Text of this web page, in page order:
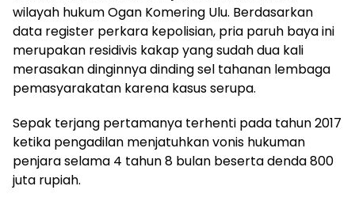
wilayah hukum Ogan Komering Ulu. Berdasarkan
data register perkara kepolisian, pria paruh baya ini
merupakan residivis kakap yang sudah dua kali
merasakan dinginnya dinding sel tahanan lembaga
pemasyarakatan karena kasus serupa.
Sepak terjang pertamanya terhenti pada tahun 2017
ketika pengadilan menjatuhkan vonis hukuman
penjara selama 4 tahun 8 bulan beserta denda 800
juta rupiah.